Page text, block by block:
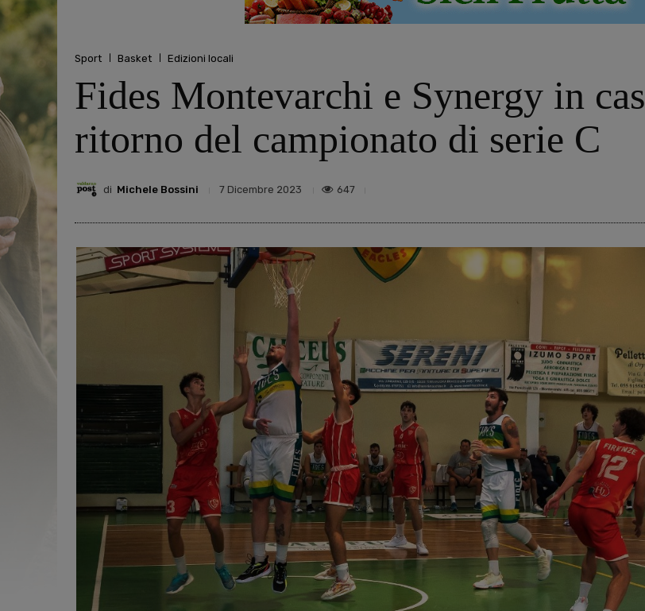
Sport Basket Edizioni locali
Fides Montevarchi e Synergy in
ritorno del campionato di serie C
di Michele Bossini 7 Dicembre 2023 647